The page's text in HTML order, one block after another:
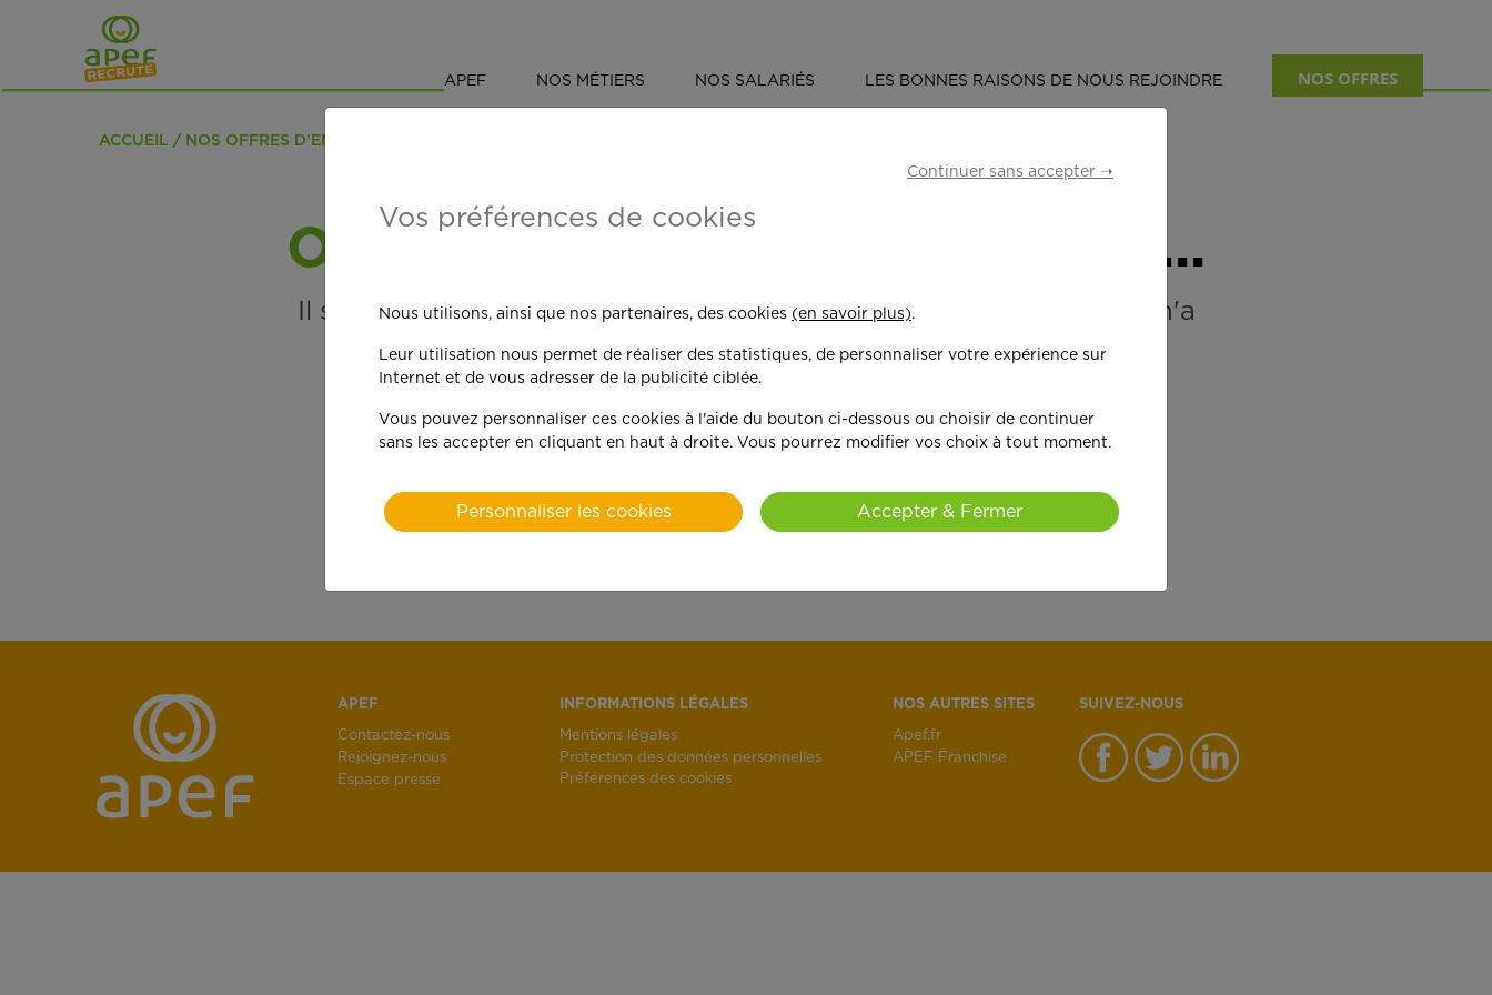
Navigation
Saut au contenu
APEF NOS MÉTIERS NOS SALARIÉS LES BONNES RAISONS DE NOUS REJOINDRE NOS OFFRES
ACCUEIL NOS OFFRES D’EMPLOI
Oups ! Une erreur est survenue...
Il semblerait qu'il y ait un problème technique, votre candidature n'a
pas pu être envoyée.
APEF
Contactez-nous
Rejoignez-nous
Espace presse
INFORMATIONS LÉGALES
Mentions légales
Protection des données personnelles
Préférences des cookies
NOS AUTRES SITES
Apef.fr
APEF Franchise
SUIVEZ-NOUS
Continuer sans accepter ➝
Vos préférences de cookies
Nous utilisons, ainsi que nos partenaires, des cookies (en savoir plus).
Leur utilisation nous permet de réaliser des statistiques, de personnaliser votre expérience sur
Internet et de vous adresser de la publicité ciblée.
Vous pouvez personnaliser ces cookies à l'aide du bouton ci-dessous ou choisir de continuer
sans les accepter en cliquant en haut à droite. Vous pourrez modifier vos choix à tout moment.
Personnaliser les cookies Accepter & Fermer